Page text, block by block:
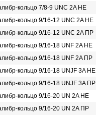
кольцо 7/8-9 UNС 2A НЕ
кольцо 9/16-12 UNC 2A НЕ
кольцо 9/16-12 UNC 2A ПР
кольцо 9/16-18 UNF 2A НЕ
кольцо 9/16-18 UNF 2A ПР
кольцо 9/16-18 UNJF 3A НЕ
кольцо 9/16-18 UNJF 3A ПР
кольцо 9/16-20 UN 2A НЕ
кольцо 9/16-20 UN 2A ПР